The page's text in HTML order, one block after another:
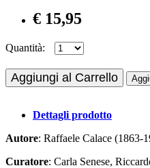
€ 15,95
Quantità:
Aggiungi al Carrello
Dettagli prodotto
Autore: Raffaele Calace (1863-
Curatore: Carla Senese,